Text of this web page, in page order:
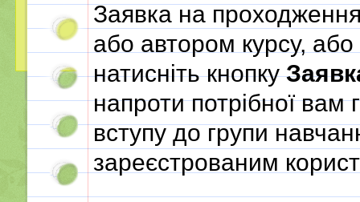
Заявка на
або автором курсу,
натисніть кнопку
напроти потрібної
вступу до групи
зареєстрованим